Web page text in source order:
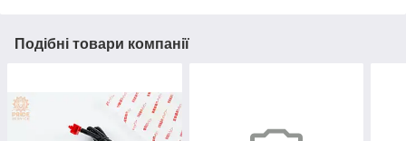
Подібні товари компанії